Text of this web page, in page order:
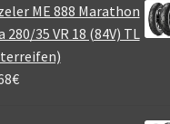
ME 888 Marathon
280/35 VR 18 (84V) TL
€